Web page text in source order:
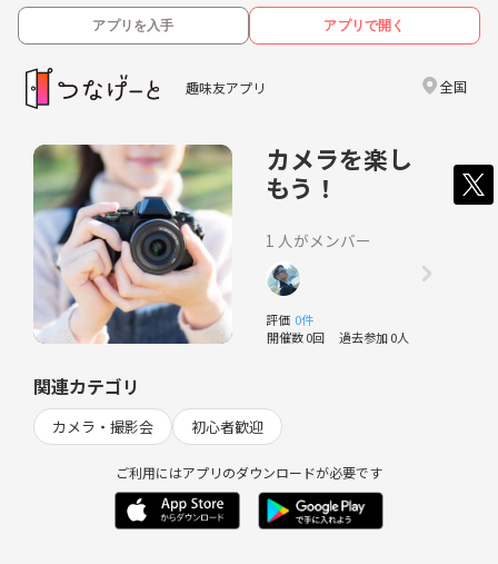
アプリを入手 アプリで開く
趣味友アプリ 全国
カメラを楽し
もう！
1 人がメンバー
評価 0件
開催数 0回 過去参加 0人
関連カテゴリ
カメラ・撮影会 初心者歓迎
ご利用にはアプリのダウンロードが必要です